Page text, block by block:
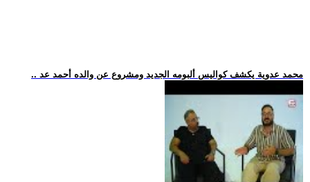
.. محمد عدوية يكشف كواليس ألبومه الجديد ومشروع عن والده أحمد عد